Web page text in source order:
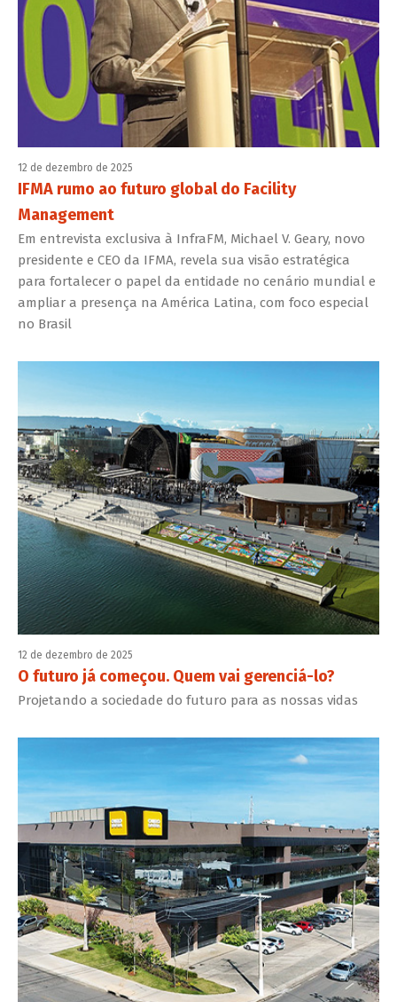
12 de dezembro de 2025
IFMA rumo ao futuro global do Facility
Management
Em entrevista exclusiva à InfraFM, Michael V. Geary, novo
presidente e CEO da IFMA, revela sua visão estratégica
para fortalecer o papel da entidade no cenário mundial e
ampliar a presença na América Latina, com foco especial
no Brasil
12 de dezembro de 2025
O futuro já começou. Quem vai gerenciá-lo?
Projetando a sociedade do futuro para as nossas vidas